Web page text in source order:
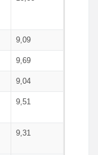
9,09
9,69
9,04
9,51
9,31